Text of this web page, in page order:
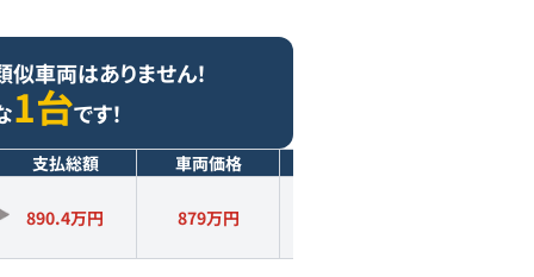
車両はありません！
1台です！
支払総額 車両価格
890.4万円 879万円